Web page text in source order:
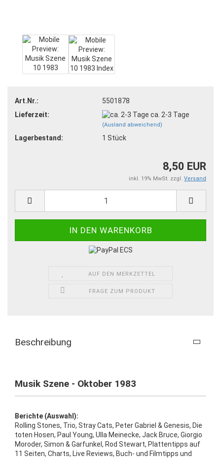
Art.Nr.:
5501878
Lieferzeit:
ca. 2-3 Tage
(Ausland abweichend)
Lagerbestand: 1 Stück
8,50 EUR
inkl. 19% MwSt. zzgl. Versand
AUF DEN MERKZETTEL
FRAGE ZUM PRODUKT
Beschreibung
Musik Szene - Oktober 1983
Berichte (Auswahl):
Rolling Stones, Trio, Stray Cats, Peter Gabriel & Genesis, Die
toten Hosen, Paul Young, Ulla Meinecke, Jack Bruce, Giorgio
Moroder, Simon & Garfunkel, Rod Stewart, Plattentipps auf
11 Seiten, Charts, Live Reviews, Buch- und Filmtipps und